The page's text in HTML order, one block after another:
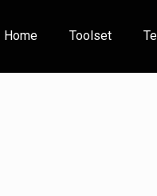
Home Toolset